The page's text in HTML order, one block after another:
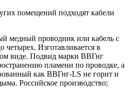
помещений подходят кабели
медный проводник или кабель с
четырех. Изготавливается в
виде. Подвид марки ВВГнг
пламени по проводке, а
как ВВГнг-LS не горит и
Российское производство;